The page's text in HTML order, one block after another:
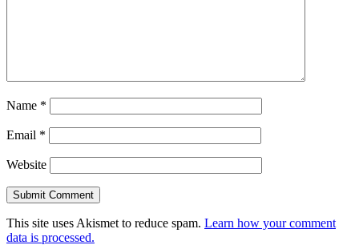
Name *
Email *
Website
This site uses Akismet to reduce spam. Learn how your comment
data is processed.